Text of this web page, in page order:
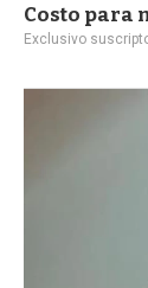
Costo para
Exclusivo